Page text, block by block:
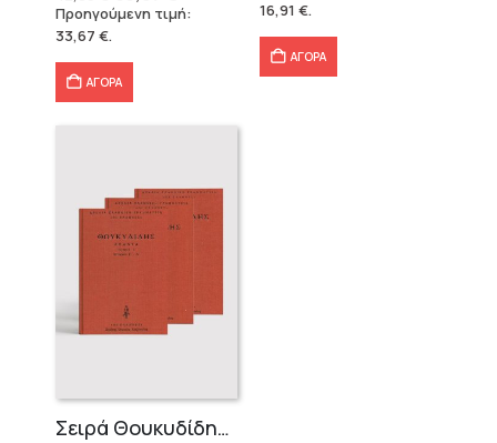
price
was:
τρέχουσα
τιμή
Προηγούμενη τιμή:
33,67 €.
ΑΓΟΡΑ
16,91 €.
ΑΓΟΡΑ
Σειρά Θουκυδίδης – Δεμένο (4 τόμοι)